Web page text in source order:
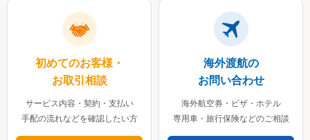
初めてのお客様・
お取引相談
サービス内容・契約・支払い
手配の流れなどを確認したい方
海外渡航の
お問い合わせ
海外航空券・ビザ・ホテル
専用車・旅行保険などのご相談